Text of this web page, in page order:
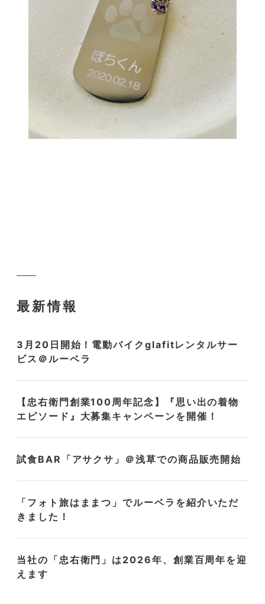
最新情報
3月20日開始！電動バイクglafitレンタルサー
ビス＠ルーベラ
【忠右衛門創業100周年記念】『思い出の着物
エピソード』大募集キャンペーンを開催！
試食BAR「アサクサ」＠浅草での商品販売開始
「フォト旅はままつ」でルーベラを紹介いただ
きました！
当社の「忠右衛門」は2026年、創業百周年を迎
えます